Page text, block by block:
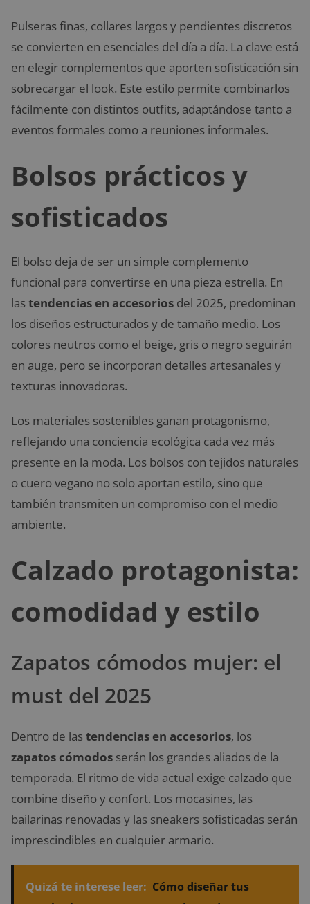
Pulseras finas, collares largos y pendientes discretos
se convierten en esenciales del día a día. La clave está
en elegir complementos que aporten sofisticación sin
sobrecargar el look. Este estilo permite combinarlos
fácilmente con distintos outfits, adaptándose tanto a
eventos formales como a reuniones informales.
Bolsos prácticos y
sofisticados
El bolso deja de ser un simple complemento
funcional para convertirse en una pieza estrella. En
lastendencias en accesorios del 2025, predominan
los diseños estructurados y de tamaño medio. Los
colores neutros como el beige, gris o negro seguirán
en auge, pero se incorporan detalles artesanales y
texturas innovadoras.
Los materiales sostenibles ganan protagonismo,
reflejando una conciencia ecológica cada vez más
presente en la moda. Los bolsos con tejidos naturales
o cuero vegano no solo aportan estilo, sino que
también transmiten un compromiso con el medio
ambiente.
Calzado protagonista:
comodidad y estilo
Zapatos cómodos mujer: el
must del 2025
Dentro de lastendencias en accesorios, los
zapatos cómodos serán los grandes aliados de la
temporada. El ritmo de vida actual exige calzado que
combine diseño y confort. Los mocasines, las
bailarinas renovadas y las sneakers sofisticadas serán
imprescindibles en cualquier armario.
Quizá te interese leer: Cómo diseñar tus